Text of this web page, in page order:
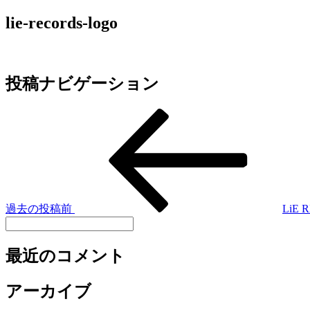
lie-records-logo
投稿ナビゲーション
過去の投稿前 LiE
最近のコメント
アーカイブ